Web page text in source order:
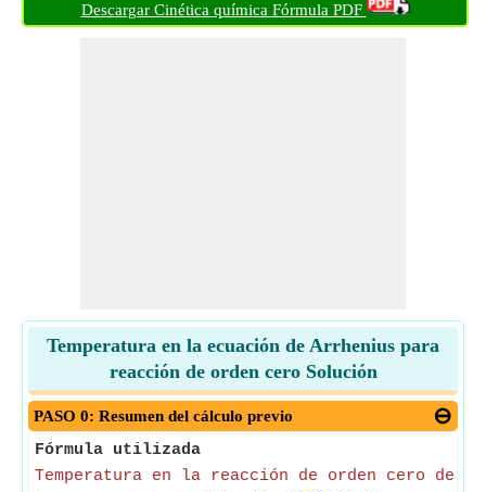
Descargar Cinética química Fórmula PDF
Temperatura en la ecuación de Arrhenius para
reacción de orden cero Solución
PASO 0: Resumen del cálculo previo
Fórmula utilizada
Temperatura en la reacción de orden cero de